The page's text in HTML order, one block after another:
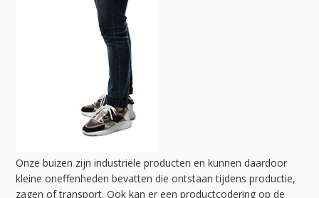
Onze buizen zijn industriële producten en kunnen daardoor
kleine oneffenheden bevatten die ontstaan tijdens productie,
zagen of transport. Ook kan er een productcodering op de